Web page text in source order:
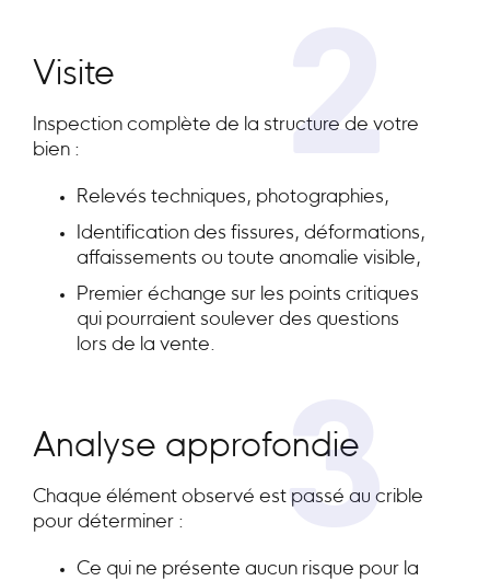
2
Visite
Inspection complète de la structure de votre
bien :
Relevés techniques, photographies,
Identification des fissures, déformations,
affaissements ou toute anomalie visible,
Premier échange sur les points critiques
qui pourraient soulever des questions
lors de la vente.
3
Analyse approfondie
Chaque élément observé est passé au crible
pour déterminer :
Ce qui ne présente aucun risque pour la